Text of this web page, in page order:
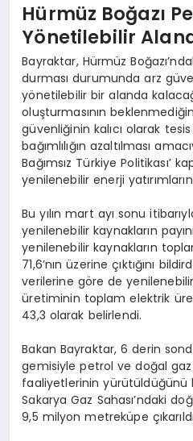
Hürmüz Boğazı
Yönetilebilir
Bayraktar, Hürmüz
durması durumunda arz
yönetilebilir bir alanda
oluşturmasının
güvenliğinin kalıcı olarak
bağımlılığın azaltılması
Bağımsız Türkiye Politikası’
yenilenebilir enerji
Bu yılın mart ayı sonu
yenilenebilir kaynakların
yenilenebilir kaynakların
71,6’nın üzerine çıktığını
verilerine göre de
üretiminin toplam elektrik
43,3 olarak belirlendi.
Bakan Bayraktar, 6 derin
gemisiyle petrol ve doğal
faaliyetlerinin yürütüldüğünü
Sakarya Gaz Sahası’ndaki
9,5 milyon metreküpe